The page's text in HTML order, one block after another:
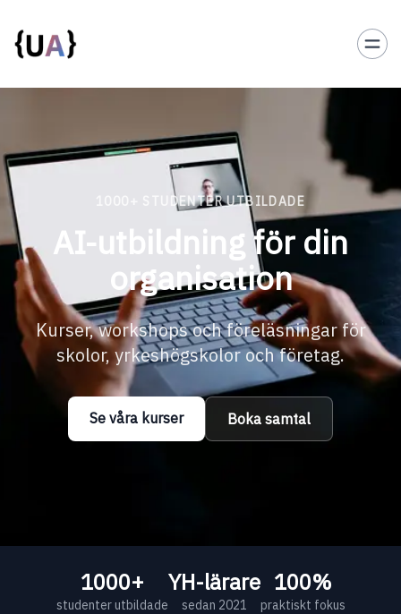
1000+ STUDENTER UTBILDADE
AI-utbildning för din
organisation
Kurser, workshops och föreläsningar för
skolor, yrkeshögskolor och företag.
Se våra kurser Boka samtal
1000+
studenter utbildade
YH-lärare
sedan 2021
100%
praktiskt fokus